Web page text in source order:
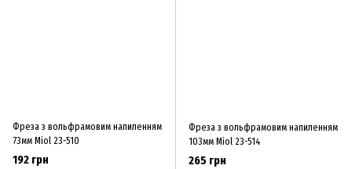
Фреза з вольфрамовим напиленням
73мм Miol 23-510
192 грн
Фреза з вольфрамовим напиленням
103мм Miol 23-514
265 грн